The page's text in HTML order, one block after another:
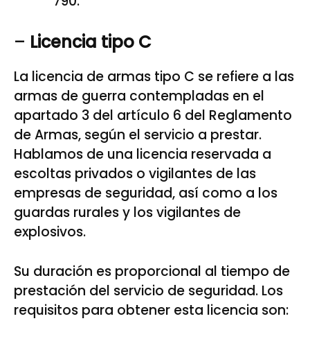
– Licencia tipo C
La licencia de armas tipo C se refiere a las
armas de guerra contempladas en el
apartado 3 del artículo 6 del Reglamento
de Armas, según el servicio a prestar.
Hablamos de una licencia reservada a
escoltas privados o vigilantes de las
empresas de seguridad, así como a los
guardas rurales y los vigilantes de
explosivos.
Su duración es proporcional al tiempo de
prestación del servicio de seguridad. Los
requisitos para obtener esta licencia son: